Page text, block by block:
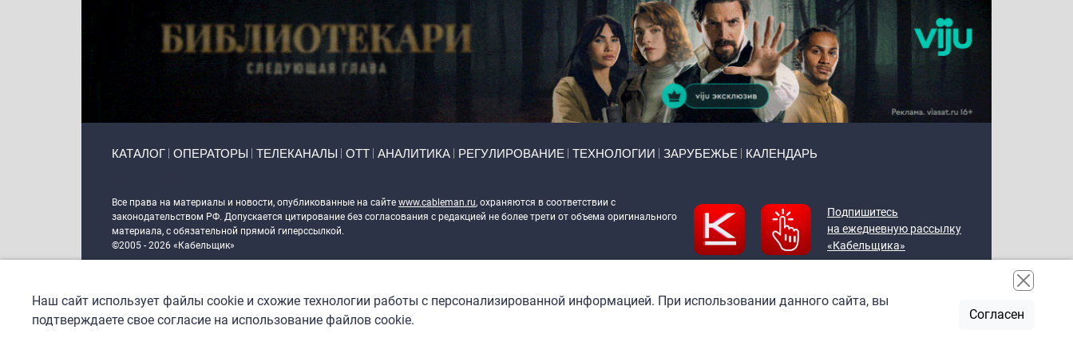
КАТАЛОГ ОПЕРАТОРЫ ТЕЛЕКАНАЛЫ ОТТ АНАЛИТИКА РЕГУЛИРОВАНИЕ ТЕХНОЛОГИИ ЗАРУБЕЖЬЕ КАЛЕНДАРЬ
Все права на материалы и новости, опубликованные на сайте www.cableman.ru, охраняются в соответствии с
законодательством РФ. Допускается цитирование без согласования с редакцией не более трети от объема оригинального
материала, с обязательной прямой гиперссылкой.
©2005 - 2026 «Кабельщик»
DrupalCoder — поддержка сайта c 2017 года
Подпишитесь
на ежедневную рассылку
«Кабельщика»
Наш сайт использует файлы cookie и схожие технологии работы с персонализированной информацией. При использовании данного сайта, вы
подтверждаете свое согласие на использование файлов cookie.
Согласен